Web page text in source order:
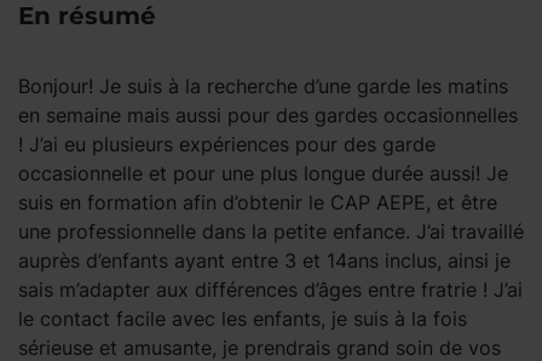
En résumé
Bonjour! Je suis à la recherche d’une garde les matins
en semaine mais aussi pour des gardes occasionnelles
! J’ai eu plusieurs expériences pour des garde
occasionnelle et pour une plus longue durée aussi! Je
suis en formation afin d’obtenir le CAP AEPE, et être
une professionnelle dans la petite enfance. J’ai travaillé
auprès d’enfants ayant entre 3 et 14ans inclus, ainsi je
sais m’adapter aux différences d’âges entre fratrie ! J’ai
le contact facile avec les enfants, je suis à la fois
sérieuse et amusante, je prendrais grand soin de vos